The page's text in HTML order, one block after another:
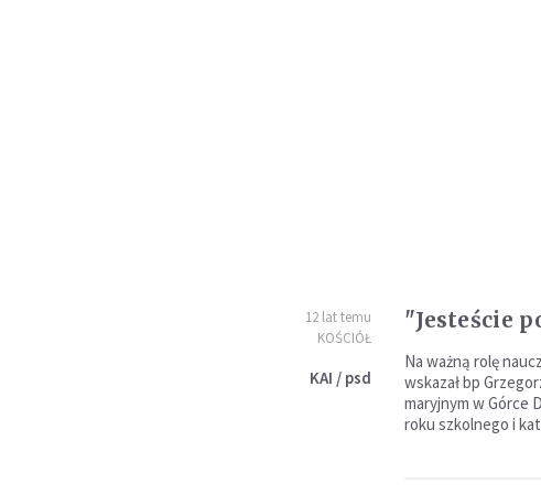
12 lat temu
KOŚCIÓŁ
KAI / psd
"Jesteście
Na ważną rolę
wskazał bp
maryjnym w Górce
roku szkolnego i